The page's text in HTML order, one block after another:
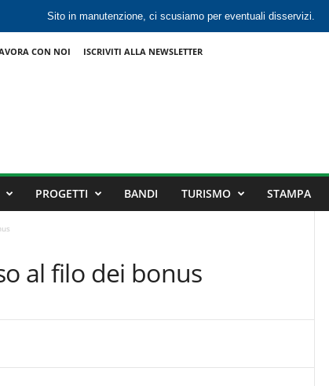
Sito in manutenzione, ci scusiamo per eventuali disservizi.
CON NOI ISCRIVITI ALLA NEWSLETTER
PROGETTI BANDI TURISMO STAMPA
al filo dei bonus